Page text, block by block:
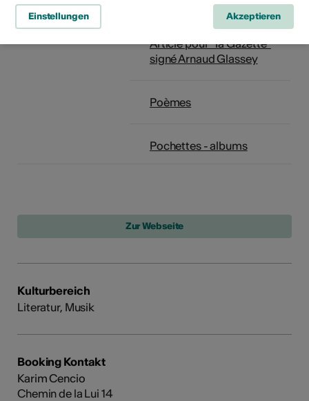
Dokumente
La notion de création -
Article pour "la Gazette"
signé Arnaud Glassey
Poèmes
Pochettes - albums
Kulturbereich
Literatur, Musik
Booking Kontakt
Karim Cencio
Chemin de la Lui 14
Einstellungen Akzeptieren